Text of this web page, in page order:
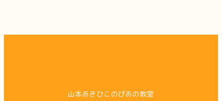
山本あきひこのぴあの教室